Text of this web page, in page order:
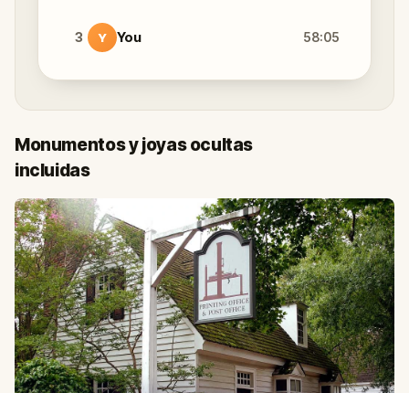
3 Y You 58:05
Monumentos y joyas ocultas
incluidas